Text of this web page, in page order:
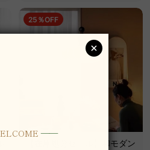
25％OFF
【在庫処分セール】和モダン